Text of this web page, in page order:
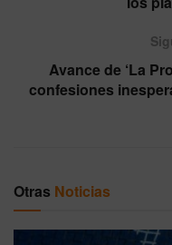
Avance de ‘La
confesiones
Otras Noticias